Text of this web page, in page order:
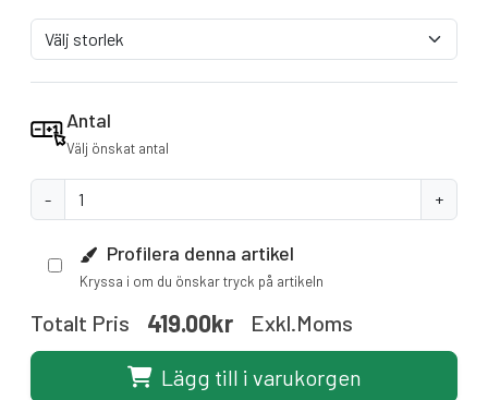
Antal
Välj önskat antal
- +
Profilera denna artikel
Kryssa i om du önskar tryck på artikeln
Totalt Pris 419.00kr Exkl.moms
Lägg till i varukorgen